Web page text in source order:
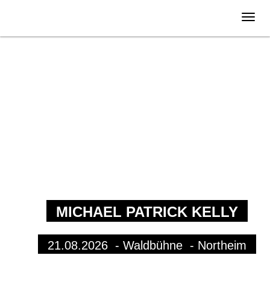
MICHAEL PATRICK KELLY
21.08.2026 - Waldbühne - Northeim